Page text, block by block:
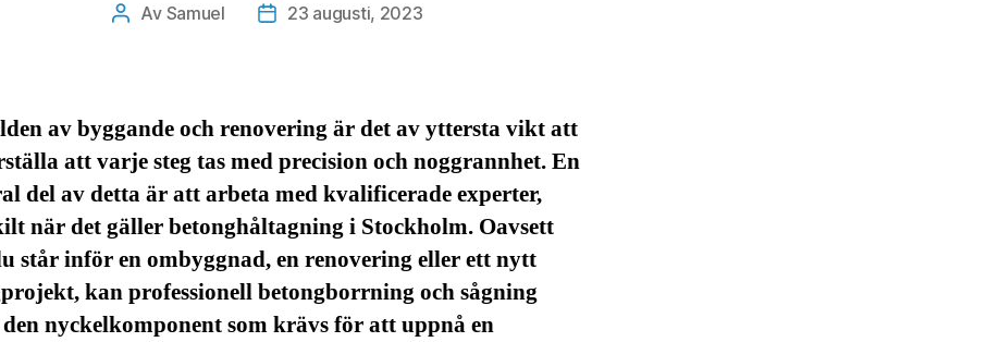
Inläggsförfattare
Av Samuel Inläggsdatum
23 augusti, 2023
av byggande och renovering är det av yttersta vikt att
att varje steg tas med precision och noggrannhet. En
del av detta är att arbeta med kvalificerade experter,
när det gäller betonghåltagning i Stockholm. Oavsett
står inför en ombyggnad, en renovering eller ett nytt
kan professionell betongborrning och sågning
nyckelkomponent som krävs för att uppnå en